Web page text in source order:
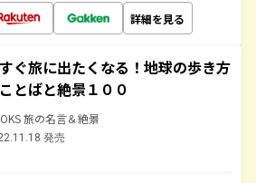
詳細を見る
ぐ旅に出たくなる！地球の歩き方
とばと絶景１００
旅の名言＆絶景
発売